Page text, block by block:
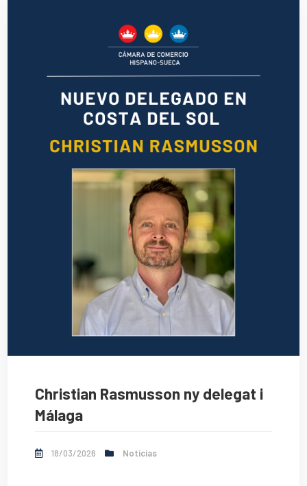
Christian Rasmusson ny delegat i
Málaga
18/03/2026 Noticias